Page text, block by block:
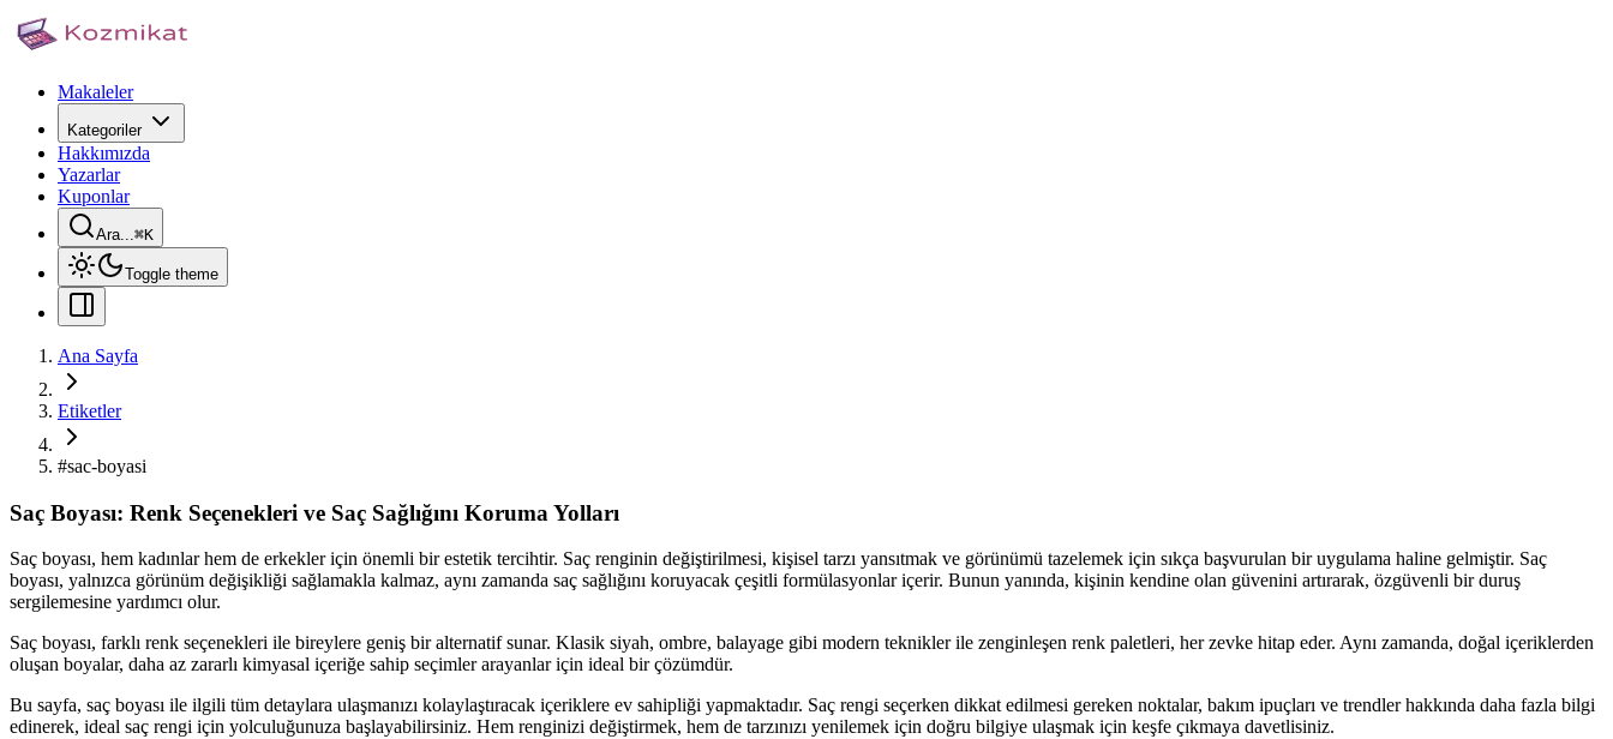
Makaleler
Kategoriler
Hakkımızda
Yazarlar
Kuponlar
Ara...⌘K
Toggle theme
Ana Sayfa
Etiketler
#sac-boyasi
Saç Boyası: Renk Seçenekleri ve Saç Sağlığını Koruma Yolları
Saç boyası, hem kadınlar hem de erkekler için önemli bir estetik tercihtir. Saç renginin değiştirilmesi, kişisel tarzı yansıtmak ve görünümü tazelemek için sıkça başvurulan bir uygulama haline gelmiştir. Saç
boyası, yalnızca görünüm değişikliği sağlamakla kalmaz, aynı zamanda saç sağlığını koruyacak çeşitli formülasyonlar içerir. Bunun yanında, kişinin kendine olan güvenini artırarak, özgüvenli bir duruş
sergilemesine yardımcı olur.
Saç boyası, farklı renk seçenekleri ile bireylere geniş bir alternatif sunar. Klasik siyah, ombre, balayage gibi modern teknikler ile zenginleşen renk paletleri, her zevke hitap eder. Aynı zamanda, doğal içeriklerden
oluşan boyalar, daha az zararlı kimyasal içeriğe sahip seçimler arayanlar için ideal bir çözümdür.
Bu sayfa, saç boyası ile ilgili tüm detaylara ulaşmanızı kolaylaştıracak içeriklere ev sahipliği yapmaktadır. Saç rengi seçerken dikkat edilmesi gereken noktalar, bakım ipuçları ve trendler hakkında daha fazla bilgi
edinerek, ideal saç rengi için yolculuğunuza başlayabilirsiniz. Hem renginizi değiştirmek, hem de tarzınızı yenilemek için doğru bilgiye ulaşmak için keşfe çıkmaya davetlisiniz.